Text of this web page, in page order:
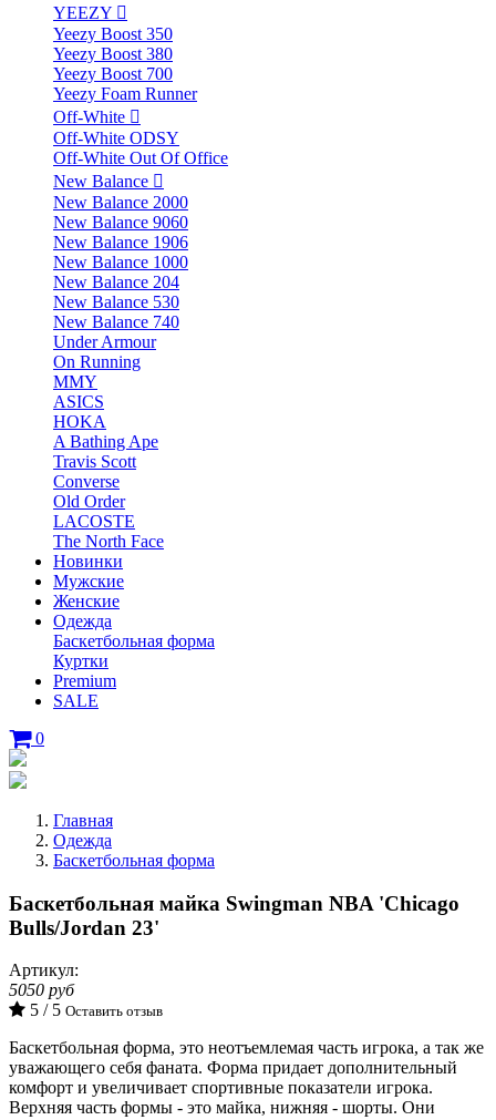
YEEZY
Yeezy Boost 350
Yeezy Boost 380
Yeezy Boost 700
Yeezy Foam Runner
Off-White
Off-White ODSY
Off-White Out Of Office
New Balance
New Balance 2000
New Balance 9060
New Balance 1906
New Balance 1000
New Balance 204
New Balance 530
New Balance 740
Under Armour
On Running
MMY
ASICS
HOKA
A Bathing Ape
Travis Scott
Converse
Old Order
LACOSTE
The North Face
Новинки
Мужские
Женские
Одежда
Баскетбольная форма
Куртки
Premium
SALE
0
Главная
Одежда
Баскетбольная форма
Баскетбольная майка Swingman NBA 'Chicago
Bulls/Jordan 23'
Артикул:
5050 руб
5 / 5 Оставить отзыв
Баскетбольная форма, это неотъемлемая часть игрока, а так же
уважающего себя фаната. Форма придает дополнительный
комфорт и увеличивает спортивные показатели игрока.
Верхняя часть формы - это майка, нижняя - шорты. Они